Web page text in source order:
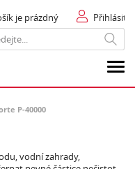
Přihlásit
je prázdný
P-40000
vodní zahrady,